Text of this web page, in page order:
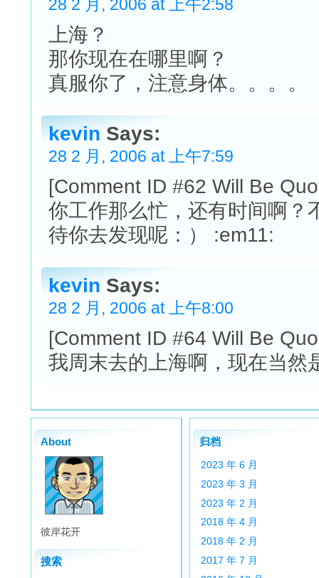
28 2 月, 2006 at 上午2:58
上海？
那你现在在哪里啊？
真服你了，注意身体。。。。
kevin Says:
28 2 月, 2006 at 上午7:59
[Comment ID #62 Will Be
你工作那么忙，还有时间啊？
待你去发现呢：） :em11:
kevin Says:
28 2 月, 2006 at 上午8:00
[Comment ID #64 Will Be
我周末去的上海啊，现在当然
About
彼岸花开
搜索
归档
2023 年 6 月
2023 年 3 月
2023 年 2 月
2018 年 4 月
2018 年 2 月
2017 年 7 月